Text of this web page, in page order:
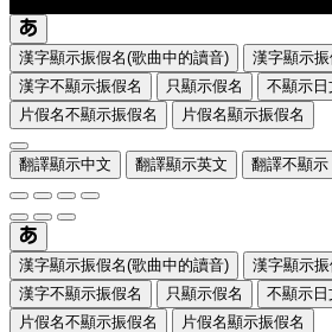
漢字顯示振假名(歌曲中的讀音)
漢字顯示
漢字不顯示振假名
只顯示假名
不顯示日
片假名不顯示振假名
片假名顯示振假名
翻譯顯示中文 翻譯顯示英文 翻譯不顯示
漢字顯示振假名(歌曲中的讀音)
漢字顯示
漢字不顯示振假名
只顯示假名
不顯示日
片假名不顯示振假名
片假名顯示振假名